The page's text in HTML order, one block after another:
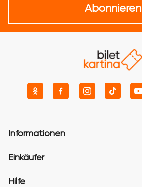
Abonnieren
Informationen
Einkäufer
Hilfe